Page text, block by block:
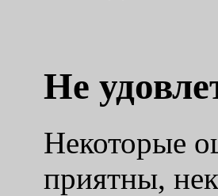
Не
Некоторые
приятны,